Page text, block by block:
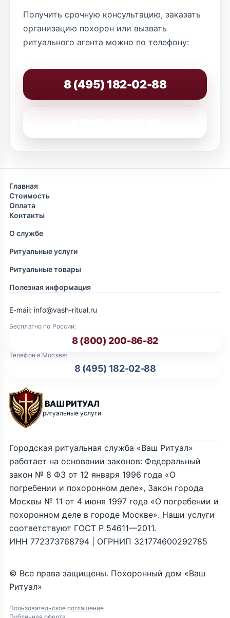
Получить срочную консультацию, заказать
организацию похорон или вызвать
ритуального агента можно по телефону:
8 (495) 182-02-88
Главная
Стоимость
Оплата
Контакты
О службе
Ритуальные услуги
Ритуальные товары
Полезная информация
ВАШ РИТУАЛ
ритуальные услуги
Бесплатно по России:
8 (800) 200-86-82
Телефон в Москве:
8 (495) 182-02-88
E-mail: info@vash-ritual.ru
© Все права защищены. Похоронный дом «Ваш
Ритуал»
Пользовательское соглашение
Городская ритуальная служба «Ваш Ритуал»
работает на основании законов: Федеральный
закон № 8 ФЗ от 12 января 1996 года «О
погребении и похоронном деле», Закон города
Москвы № 11 от 4 июня 1997 года «О погребении и
похоронном деле в городе Москве». Наши услуги
соответствуют ГОСТ Р 54611—2011.
ИНН 772373768794 | ОГРНИП 321774600292785